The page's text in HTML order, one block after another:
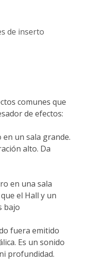
de inserto
comunes que
de efectos:
en un sala grande.
alto. Da
en una sala
el Hall y un
bajo
fuera emitido
Es un sonido
profundidad.